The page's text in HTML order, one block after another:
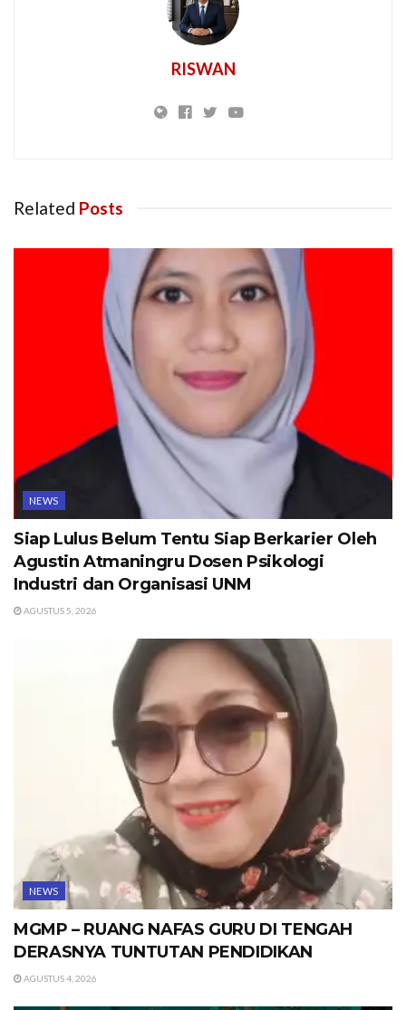
RISWAN
Related Posts
NEWS
Siap Lulus Belum Tentu Siap Berkarier Oleh
Agustin Atmaningru Dosen Psikologi
Industri dan Organisasi UNM
AGUSTUS 5, 2026
NEWS
MGMP – RUANG NAFAS GURU DI TENGAH
DERASNYA TUNTUTAN PENDIDIKAN
AGUSTUS 4, 2026